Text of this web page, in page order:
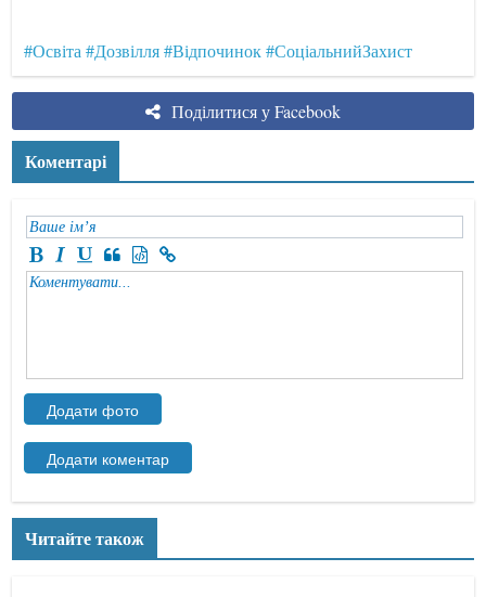
#Освіта #Дозвілля #Відпочинок #СоціальнийЗахист
Поділитися у Facebook
Коментарі
Читайте також